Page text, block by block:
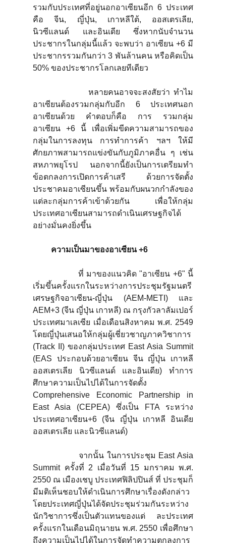
รวมกับประเทศที่อยู่นอกอาเซียนอีก 6 ประเทศ
คือ จีน, ญี่ปุ่น, เกาหลีใต้, ออสเตรเลีย,
นิวซีแลนด์ และอินเดีย ซึ่งหากนับจำนวน
ประชากรในกลุ่มนี้แล้ว จะพบว่า อาเซียน +6 มี
ประชากรรวมกันกว่า 3 พันล้านคน หรือคิดเป็น
50% ของประชากรโลกเลยทีเดียว
หลายคนอาจจะสงสัยว่า ทำไม
อาเซียนต้องรวมกลุ่มกับอีก 6 ประเทศนอก
อาเซียนด้วย คำตอบก็คือ การ รวมกลุ่ม
อาเซียน +6 นี้ เพื่อเพิ่มขีดความสามารถของ
กลุ่มในการลงทุน การทำการค้า ฯลฯ ให้มี
ศักยภาพสามารถแข่งขันกับภูมิภาคอื่น ๆ เช่น
สหภาพยุโรป นอกจากนี้ยังเป็นการเตรียมทำ
ข้อตกลงการเปิดการค้าเสรี ด้วยการจัดตั้ง
ประชาคมอาเซียนขึ้น พร้อมกับผนวกกำลังของ
แต่ละกลุ่มการค้าเข้าด้วยกัน เพื่อให้กลุ่ม
ประเทศอาเซียนสามารถดำเนินเศรษฐกิจได้
อย่างมั่นคงยิ่งขึ้น
ความเป็นมาของอาเซียน +6
ที่ มาของแนวคิด "อาเซียน +6" นี้
เริ่มขึ้นครั้งแรกในระหว่างการประชุมรัฐมนตรี
เศรษฐกิจอาเซียน-ญี่ปุ่น (AEM-METI) และ
AEM+3 (จีน ญี่ปุ่น เกาหลี) ณ กรุงกัวลาลัมเปอร์
ประเทศมาเลเซีย เมื่อเดือนสิงหาคม พ.ศ. 2549
โดยญี่ปุ่นเสนอให้กลุ่มผู้เชี่ยวชาญภาควิชาการ
(Track II) ของกลุ่มประเทศ East Asia Summit
(EAS ประกอบด้วยอาเซียน จีน ญี่ปุ่น เกาหลี
ออสเตรเลีย นิวซีแลนด์ และอินเดีย) ทำการ
ศึกษาความเป็นไปได้ในการจัดตั้ง
Comprehensive Economic Partnership in
East Asia (CEPEA) ซึ่งเป็น FTA ระหว่าง
ประเทศอาเซียน+6 (จีน ญี่ปุ่น เกาหลี อินเดีย
ออสเตรเลีย และนิวซีแลนด์)
จากนั้น ในการประชุม East Asia
Summit ครั้งที่ 2 เมื่อวันที่ 15 มกราคม พ.ศ.
2550 ณ เมืองเชบู ประเทศฟิลิปปินส์ ที่ ประชุมก็
มีมติเห็นชอบให้ดำเนินการศึกษาเรื่องดังกล่าว
โดยประเทศญี่ปุ่นได้จัดประชุมร่วมกันระหว่าง
นักวิชาการซึ่งเป็นตัวแทนของแต่ ละประเทศ
ครั้งแรกในเดือนมิถุนายน พ.ศ. 2550 เพื่อศึกษา
ถึงความเป็นไปได้ในการจัดทำความตกลงการ